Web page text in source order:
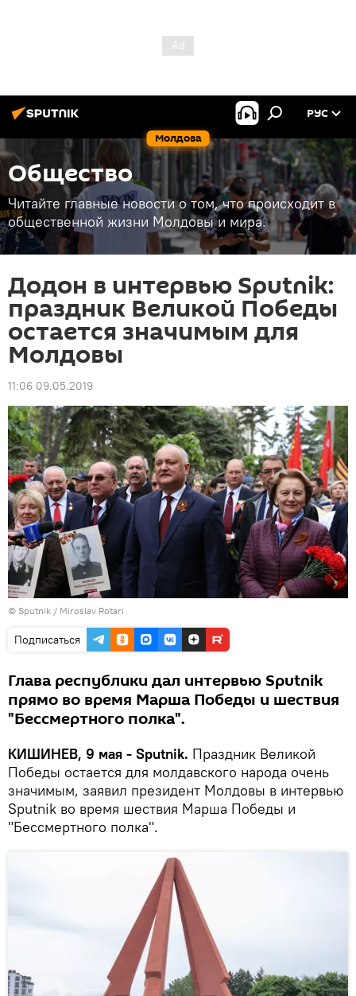
Молдова
РУС
Общество
Читайте главные новости о том, что происходит в
общественной жизни Молдовы и мира.
Додон в интервью Sputnik:
праздник Великой Победы
остается значимым для
Молдовы
11:06 09.05.2019
© Sputnik / Miroslav Rotari
Подписаться
Глава республики дал интервью Sputnik
прямо во время Марша Победы и шествия
"Бессмертного полка".
КИШИНЕВ, 9 мая - Sputnik. Праздник Великой
Победы остается для молдавского народа очень
значимым, заявил президент Молдовы в интервью
Sputnik во время шествия Марша Победы и
"Бессмертного полка".